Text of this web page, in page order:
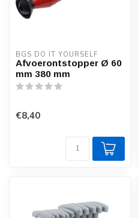
BGS DO IT YOURSELF
Afvoerontstopper Ø 60
mm 380 mm
€8,40